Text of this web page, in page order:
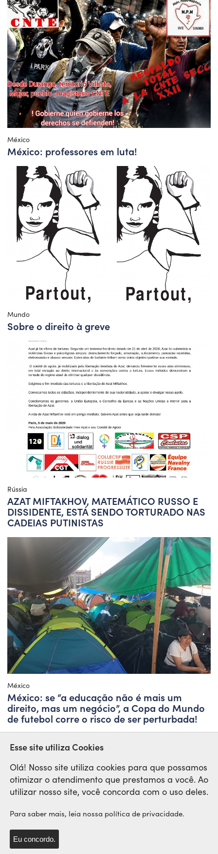
México
México: professores em luta!
Mundo
Sobre o direito à greve
Rússia
AZAT MIFTAKHOV, MATEMÁTICO RUSSO E
DISSIDENTE, ESTÁ SENDO TORTURADO NAS
CADEIAS PUTINISTAS
México
México: se “a educação não é mais um
direito, mas um negócio”, a Copa do Mundo
de futebol corre o risco de ser perturbada!
Rede Sindical Internacional
Esse site utiliza Cookies
Olá! Nosso site utiliza cookies para que possamos
otimizar o atendimento que prestamos a você. Ao
utilizar nosso site, você concorda com o uso deles.
Para saber mais, leia nossa política de privacidade.
Eu concordo.